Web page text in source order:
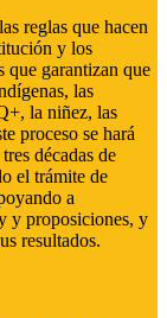
reglas que hacen
y los
que garantizan que
las
la niñez, las
proceso se hará
décadas de
el trámite de
a
y proposiciones, y
resultados.